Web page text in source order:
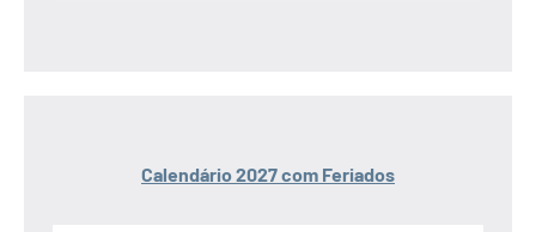
Calendário 2027 com Feriados